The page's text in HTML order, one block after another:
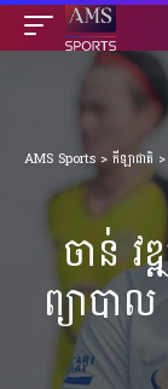
AMS Sports > កីឡាជាតិ >
ចាន់ វ
ព្យាបា